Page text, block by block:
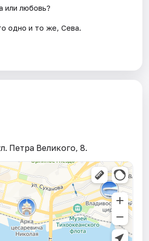
или любовь?
одно и то же, Сева.
Петра Великого, 8.